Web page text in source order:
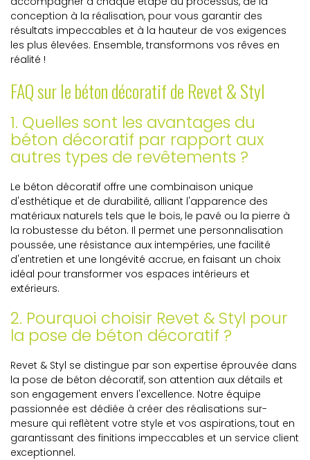
conception à la réalisation, pour vous garantir des
résultats impeccables et à la hauteur de vos exigences
les plus élevées. Ensemble, transformons vos rêves en
réalité !
FAQ sur le béton décoratif de Revet & Styl
1. Quelles sont les avantages du
béton décoratif par rapport aux
autres types de revêtements ?
Le béton décoratif offre une combinaison unique
d'esthétique et de durabilité, alliant l'apparence des
matériaux naturels tels que le bois, le pavé ou la pierre à
la robustesse du béton. Il permet une personnalisation
poussée, une résistance aux intempéries, une facilité
d'entretien et une longévité accrue, en faisant un choix
idéal pour transformer vos espaces intérieurs et
extérieurs.
2. Pourquoi choisir Revet & Styl pour
la pose de béton décoratif ?
Revet & Styl se distingue par son expertise éprouvée dans
la pose de béton décoratif, son attention aux détails et
son engagement envers l'excellence. Notre équipe
passionnée est dédiée à créer des réalisations sur-
mesure qui reflètent votre style et vos aspirations, tout en
garantissant des finitions impeccables et un service client
exceptionnel.